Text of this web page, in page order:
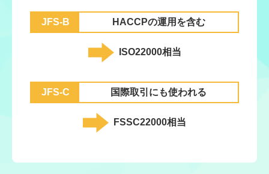
JFS-B HACCPの運用を含む
ISO22000相当
JFS-C 国際取引にも使われる
FSSC22000相当